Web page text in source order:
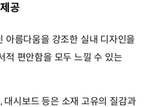
공
아름다움을 강조한 실내 디자인을
적 편안함을 모두 느낄 수 있는
대시보드 등은 소재 고유의 질감과